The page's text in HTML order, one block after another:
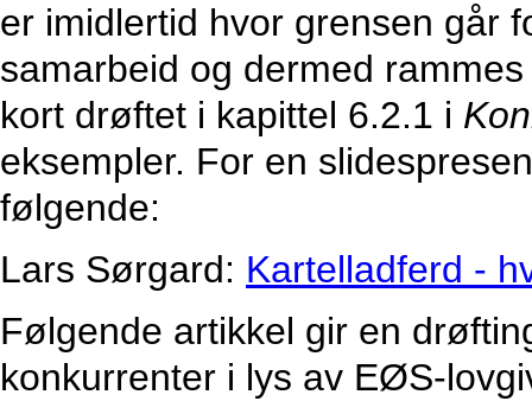
er imidlertid hvor grensen går
samarbeid og dermed
kort drøftet i kapittel 6.2.1 i
eksempler. For en
følgende:
Lars Sørgard: Kartelladferd -
Følgende artikkel gir en
konkurrenter i lys av EØS-